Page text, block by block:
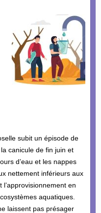
subit un épisode de
canicule de fin juin et
d’eau et les nappes
nettement inférieurs aux
en
aquatiques.
laissent pas présager